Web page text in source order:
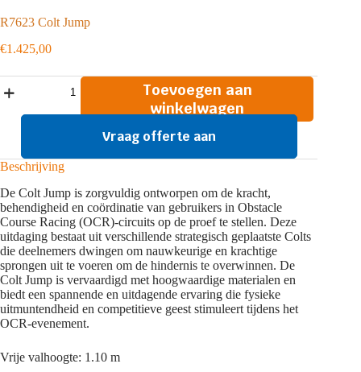
R7623 Colt Jump
€1.425,00
Colt
Toevoegen aan
winkelwagen
Vraag offerte aan
Beschrijving
De Colt Jump is zorgvuldig ontworpen om de kracht,
behendigheid en coördinatie van gebruikers in Obstacle
Course Racing (OCR)-circuits op de proef te stellen. Deze
uitdaging bestaat uit verschillende strategisch geplaatste Colts
die deelnemers dwingen om nauwkeurige en krachtige
sprongen uit te voeren om de hindernis te overwinnen. De
Colt Jump is vervaardigd met hoogwaardige materialen en
biedt een spannende en uitdagende ervaring die fysieke
uitmuntendheid en competitieve geest stimuleert tijdens het
OCR-evenement.
Vrije valhoogte: 1.10 m